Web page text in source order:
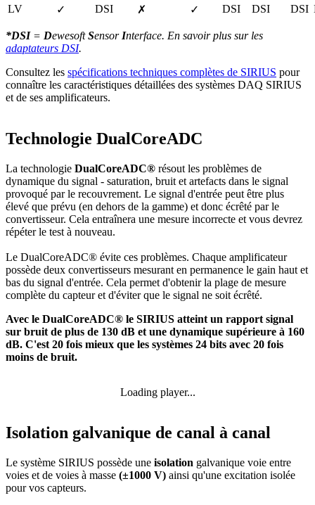
LV
✓ DSI ✗ ✓ DSI DSI DSI
*DSI= DewesoftSensor Interface. En savoir plus sur les
adaptateurs DSI.
Consultez les spécifications techniques complètes de SIRIUS pour
connaître les caractéristiques détaillées des systèmes DAQ SIRIUS
et de ses amplificateurs.
Technologie DualCoreADC
La technologie DualCoreADC® résout les problèmes de
dynamique du signal - saturation, bruit et artefacts dans le signal
provoqué par le recouvrement. Le signal d'entrée peut être plus
élevé que prévu (en dehors de la gamme) et donc écrêté par le
convertisseur. Cela entraînera une mesure incorrecte et vous devrez
répéter le test à nouveau.
Le DualCoreADC® évite ces problèmes. Chaque amplificateur
possède deux convertisseurs mesurant en permanence le gain haut et
bas du signal d'entrée. Cela permet d'obtenir la plage de mesure
complète du capteur et d'éviter que le signal ne soit écrêté.
Avec le DualCoreADC® le SIRIUS atteint un rapport signal
sur bruit de plus de 130 dB et une dynamique supérieure à 160
dB. C'est 20 fois mieux que les systèmes 24 bits avec 20 fois
moins de bruit.
Loading player...
Isolation galvanique de canal à canal
Le système SIRIUS possède une isolation galvanique voie entre
voies et de voies à masse (±1000 V) ainsi qu'une excitation isolée
pour vos capteurs.